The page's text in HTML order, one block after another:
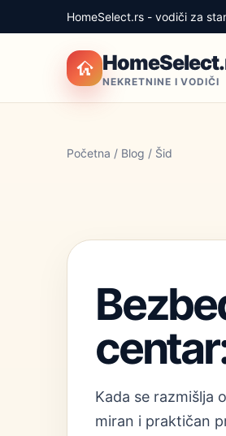
HomeSelect.rs - vodiči za
NEKRETNINE I VODIČI
Početna / Blog / Šid
Kada se razmišlja
miran i praktičan